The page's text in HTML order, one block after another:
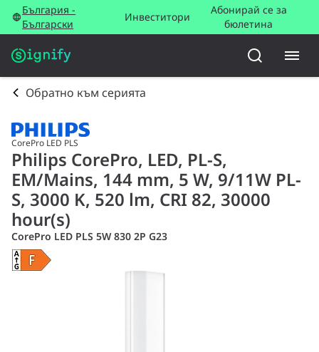
България -
Български
Инвеститори
Абонирай се за
бюлетина
Обратно към серията
CorePro LED PLS
Philips CorePro, LED, PL-S,
EM/Mains, 144 mm, 5 W, 9/11W PL-
S, 3000 K, 520 lm, CRI 82, 30000
hour(s)
CorePro LED PLS 5W 830 2P G23